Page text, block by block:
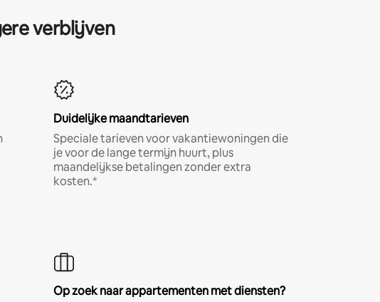
verblijven
Duidelijke maandtarieven
Speciale tarieven voor vakantiewoningen die
je voor de lange termijn huurt, plus
maandelijkse betalingen zonder extra
kosten.*
Op zoek naar appartementen met diensten?